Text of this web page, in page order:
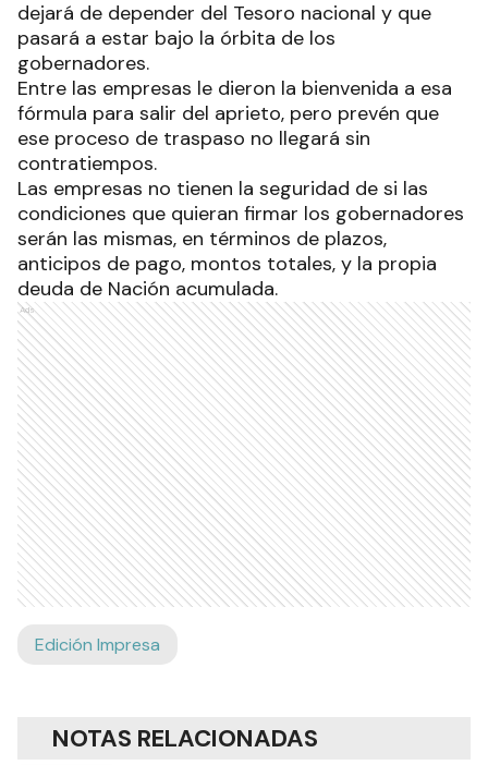
dejará de depender del Tesoro nacional y que
pasará a estar bajo la órbita de los
gobernadores.
Entre las empresas le dieron la bienvenida a esa
fórmula para salir del aprieto, pero prevén que
ese proceso de traspaso no llegará sin
contratiempos.
Las empresas no tienen la seguridad de si las
condiciones que quieran firmar los gobernadores
serán las mismas, en términos de plazos,
anticipos de pago, montos totales, y la propia
deuda de Nación acumulada.
Ads
Edición Impresa
NOTAS RELACIONADAS